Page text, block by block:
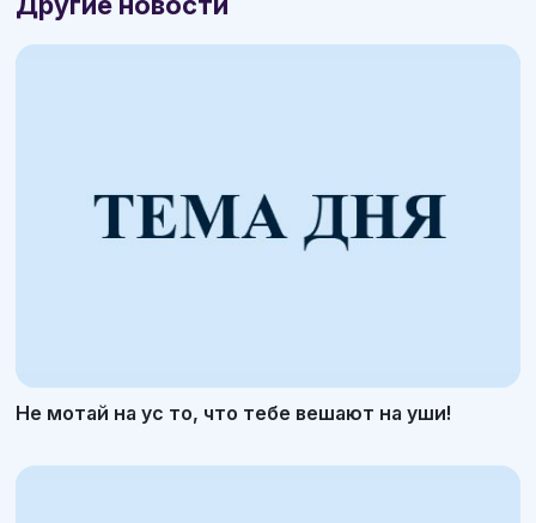
Не мотай на ус то, что тебе вешают на уши!